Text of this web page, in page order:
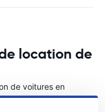
location de
de voitures en